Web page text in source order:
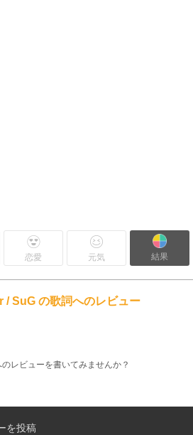
恋愛 元気 結果
SuG の歌詞へのレビュー
レビューを書いてみませんか？
を投稿